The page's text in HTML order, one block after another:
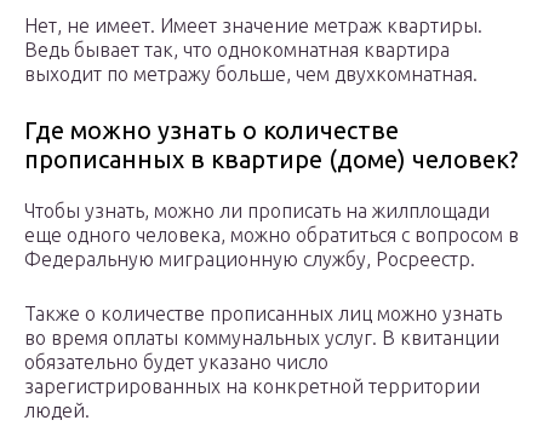
Нет, не имеет. Имеет значение метраж квартиры.
Ведь бывает так, что однокомнатная квартира
выходит по метражу больше, чем двухкомнатная.
Где можно узнать о количестве
прописанных в квартире (доме) человек?
Чтобы узнать, можно ли прописать на жилплощади
еще одного человека, можно обратиться с вопросом в
Федеральную миграционную службу, Росреестр.
Также о количестве прописанных лиц можно узнать
во время оплаты коммунальных услуг. В квитанции
обязательно будет указано число
зарегистрированных на конкретной территории
людей.